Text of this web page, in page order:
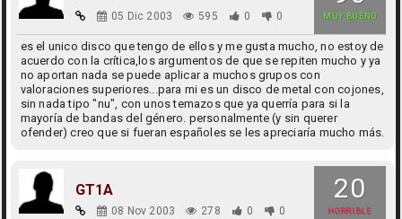
MUY BUENO
05 Dic 2003 595 0 0
es el unico disco que tengo de ellos y me gusta mucho, no estoy de
acuerdo con la crítica,los argumentos de que se repiten mucho y ya
no aportan nada se puede aplicar a muchos grupos con
valoraciones superiores...para mi es un disco de metal con cojones,
sin nada tipo "nu", con unos temazos que ya querría para si la
mayoría de bandas del género. personalmente (y sin querer
ofender) creo que si fueran españoles se les apreciaría mucho más.
20
HORRIBLE
GT1A
08 Nov 2003 278 0 0